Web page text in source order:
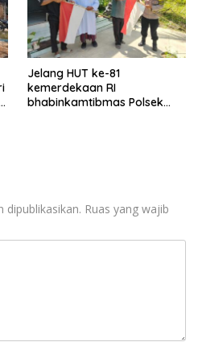
Jelang HUT ke-81
kemerdekaan RI
bhabinkamtibmas Polsek
dipublikasikan. Ruas yang wajib